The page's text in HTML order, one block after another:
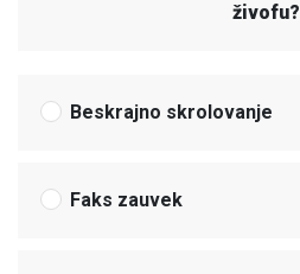
živofu?
Beskrajno skrolovanje
Faks zauvek